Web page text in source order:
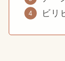
ビリ